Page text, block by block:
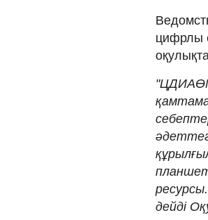
цифрлы
дейді